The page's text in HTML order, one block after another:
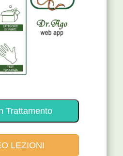
Trattamento
LEZIONI